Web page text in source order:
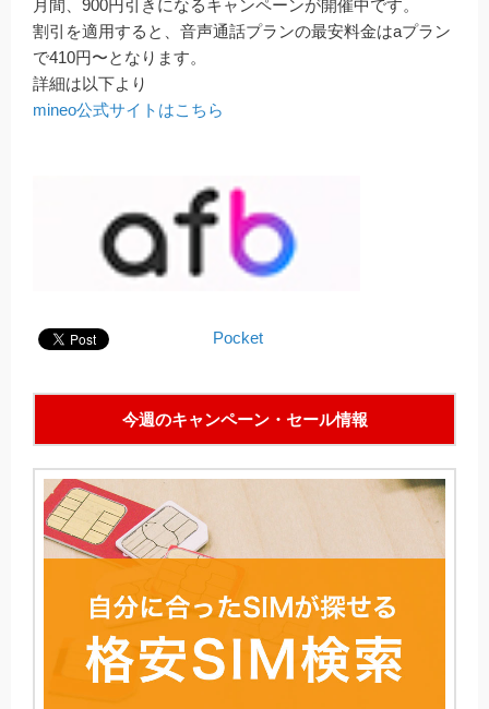
月間、900円引きになるキャンペーンが開催中です。
割引を適用すると、音声通話プランの最安料金はaプラン
で410円〜となります。
詳細は以下より
mineo公式サイトはこちら
Pocket
今週のキャンペーン・セール情報